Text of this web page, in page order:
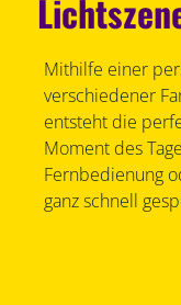
Mithilfe einer
verschiedener
entsteht die
Moment des
Fernbedienung
ganz schnell